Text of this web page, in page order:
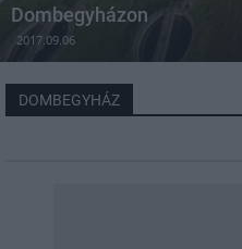
Dombegyházon
2017.09.06
DOMBEGYHÁZ